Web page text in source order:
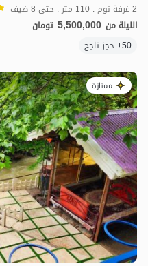
2 غرفة نوم . 110 متر . حتى 8 ضيف
الليلة من 5,500,000 تومان
50+ حجز ناجح
ممتازة